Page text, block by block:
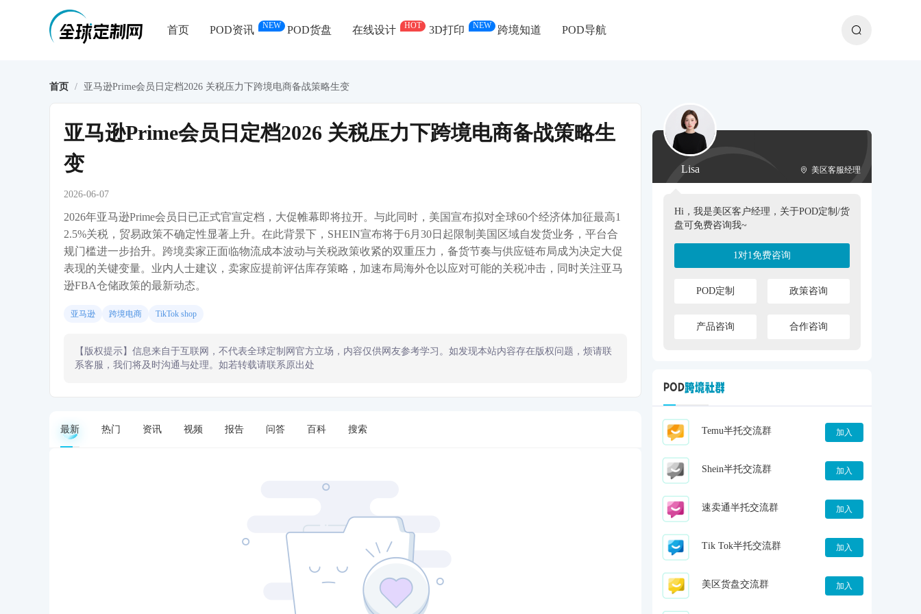
首页 POD资讯 NEW POD货盘 在线设计 HOT 3D打印 NEW 跨境知道 POD导航
首页 / 亚马逊Prime会员日定档2026 关税压力下跨境电商备战策略生变
亚马逊Prime会员日定档2026 关税压力下跨境电商备战策略生
变
2026-06-07
2026年亚马逊Prime会员日已正式官宣定档，大促帷幕即将拉开。与此同时，美国宣布拟对全球60个经济体加征最高1
2.5%关税，贸易政策不确定性显著上升。在此背景下，SHEIN宣布将于6月30日起限制美国区域自发货业务，平台合
规门槛进一步抬升。跨境卖家正面临物流成本波动与关税政策收紧的双重压力，备货节奏与供应链布局成为决定大促
表现的关键变量。业内人士建议，卖家应提前评估库存策略，加速布局海外仓以应对可能的关税冲击，同时关注亚马
逊FBA仓储政策的最新动态。
亚马逊 跨境电商 TikTok shop
【版权提示】信息来自于互联网，不代表全球定制网官方立场，内容仅供网友参考学习。如发现本站内容存在版权问题，烦请联
系客服，我们将及时沟通与处理。如若转载请联系原出处
最新 热门 资讯 视频 报告 问答 百科 搜索
Lisa 美区客服经理
Hi，我是美区客户经理，关于POD定制/货
盘可免费咨询我~
1对1免费咨询
POD定制 政策咨询
产品咨询 合作咨询
Temu半托交流群 加入
Shein半托交流群 加入
速卖通半托交流群 加入
Tik Tok半托交流群 加入
美区货盘交流群 加入